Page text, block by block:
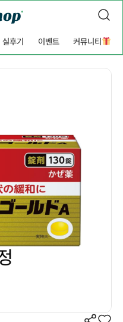
실후기 이벤트 커뮤니티